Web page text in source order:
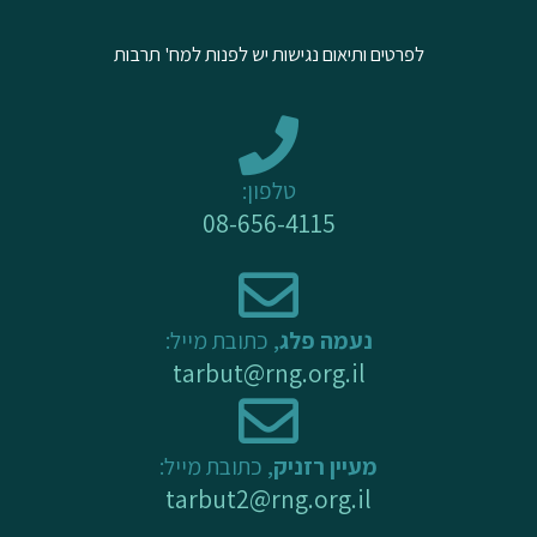
g
o
k
-
f
b
לפרטים ותיאום נגישות יש לפנות למח' תרבות
טלפון:
08-656-4115
נעמה פלג, כתובת מייל:
tarbut@rng.org.il
מעיין רזניק, כתובת מייל:
tarbut2@rng.org.il